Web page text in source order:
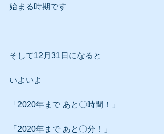
始まる時期です
そして12月31日になると
いよいよ
「2020年まで あと〇時間！」
「2020年まで あと〇分！」